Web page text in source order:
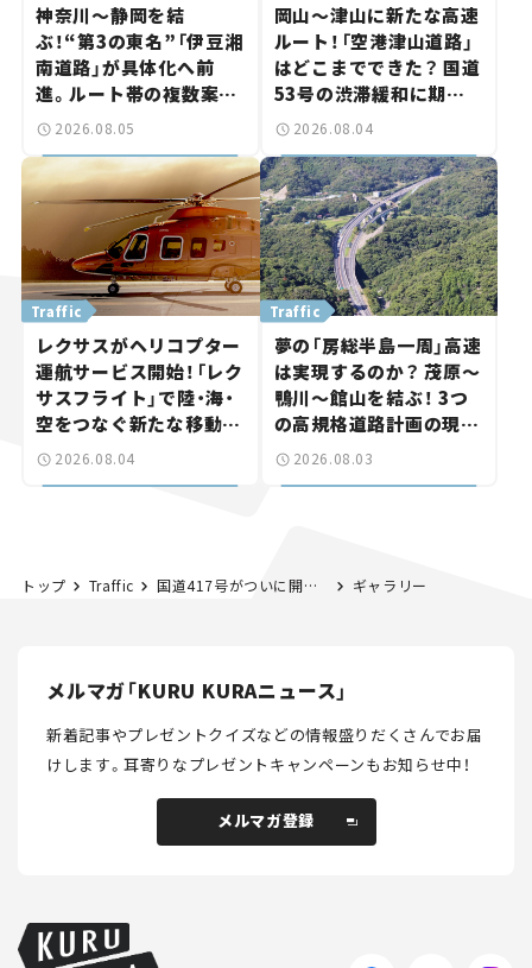
神奈川～静岡を結
ぶ！“第3の東名”「伊豆湘
南道路」が具体化へ前
進。ルート帯の複数案検
討へ。熱海まで信号ゼロ
道路計画】
2026.08.05
岡山～津山に新たな高速
ルート！「空港津山道路」
はどこまでできた？ 国道
53号の渋滞緩和に期待。
岡山市側でも動きが【い
2026.08.04
レクサスがヘリコプター
運航サービス開始！「レク
サスフライト」で陸・海・
空をつなぐ新たな移動体
験とは
Traffic
2026.08.04
夢の「房総半島一周」高速
は実現するのか？ 茂原～
鴨川～館山を結ぶ！ 3つ
の高規格道路計画の現
状。「館山鴨川道路」で検
Traffic
2026.08.03
トップ Traffic 国道417号がついに開通！ 事業化から20年、酷道といわれた冠山峠道路とは？ ギャラリー
メルマガ「KURU KURAニュース」
新着記事やプレゼントクイズなどの情報盛りだくさんでお届
けします。耳寄りなプレゼントキャンペーンもお知らせ中！
メルマガ登録